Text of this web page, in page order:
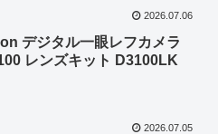
2026.07.06
デジタル一眼レフカメラ
レンズキット D3100LK
2026.07.05